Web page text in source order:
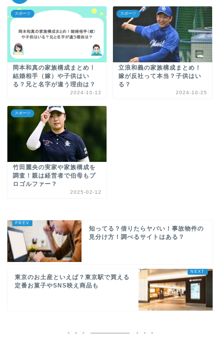
スポーツ
岡本和真の家族構成まとめ！
結婚相手（嫁）や子供はい
る？兄と名字が違う理由は？
2024-10-12
スポーツ
立浪和義の家族構成まとめ！
嫁が反社って本当？子供はい
る？
2024-10-25
スポーツ
竹田麗央の実家や家族構成を
調査！親は経営者で伯母もプ
ロゴルファー？
2025-02-12
知ってる？借りたらヤバい！事故物件の
見分け方！調べるサイトはある？
東京のお土産といえば？東京駅で買える
定番お菓子やSNS映え商品も